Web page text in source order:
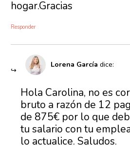
hogar.Gracias
Responder
Lorena García dice:
Hola Carolina, no es
bruto a razón de 12
de 875€ por lo que
tu salario con tu
lo actualice. Saludos.